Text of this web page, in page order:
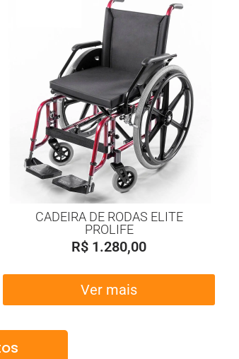
CADEIRA DE RODAS ELITE
PROLIFE
R$ 1.280,00
Ver mais